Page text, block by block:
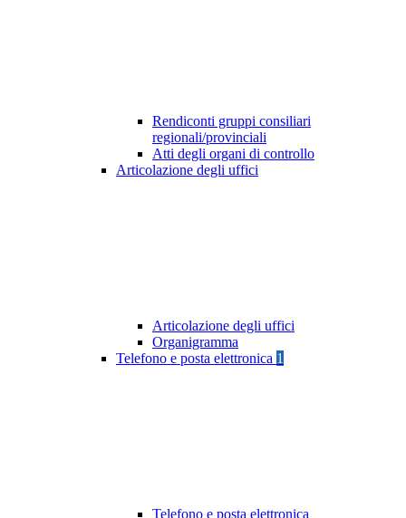
Rendiconti gruppi consiliari
regionali/provinciali
Atti degli organi di controllo
Articolazione degli uffici
Articolazione degli uffici
Organigramma
Telefono e posta elettronica 1
Telefono e posta elettronica